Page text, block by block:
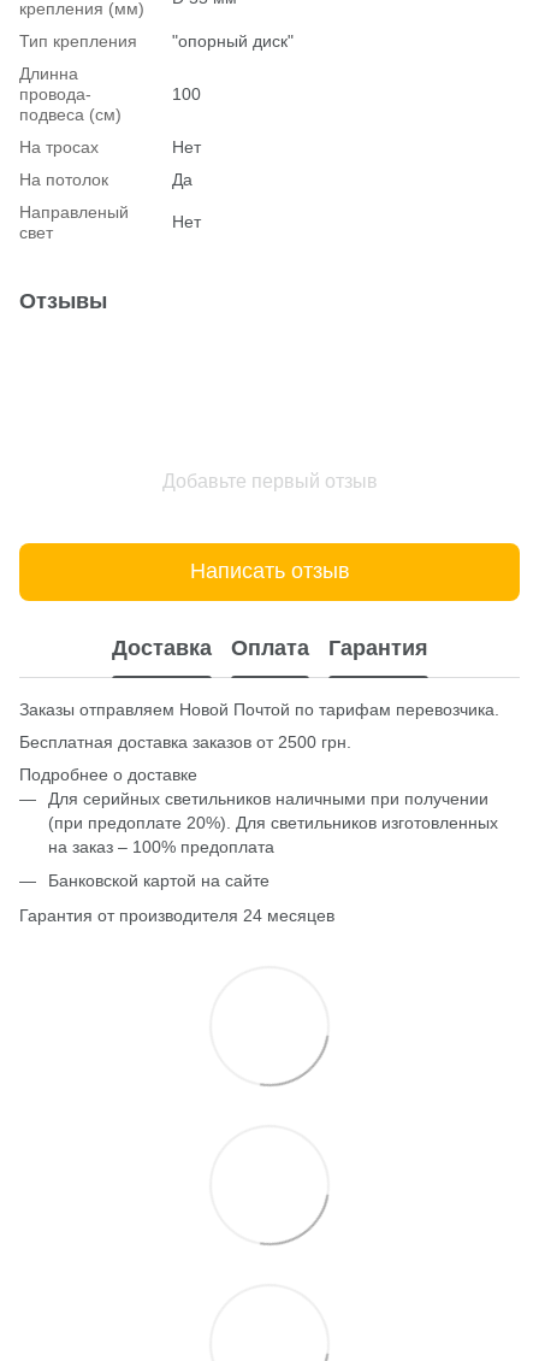
крепления (мм)
Тип крепления
"опорный диск"
Длинна
провода-
подвеса (см)
100
На тросах
Нет
На потолок
Да
Hаправленый
свет
Нет
Отзывы
Добавьте первый отзыв
Написать отзыв
Доставка Оплата Гарантия
Заказы отправляем Новой Почтой по тарифам перевозчика.
Бесплатная доставка заказов от 2500 грн.
Подробнее о доставке
Для серийных светильников наличными при получении
(при предоплате 20%). Для светильников изготовленных
на заказ – 100% предоплата
Банковской картой на сайте
Гарантия от производителя 24 месяцев